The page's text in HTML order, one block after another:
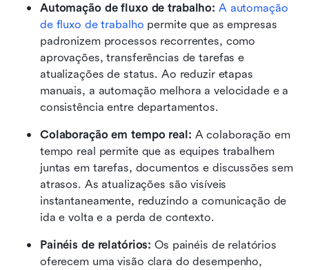
Automação de fluxo de trabalho: A automação
de fluxo de trabalho permite que as empresas
padronizem processos recorrentes, como
aprovações, transferências de tarefas e
atualizações de status. Ao reduzir etapas
manuais, a automação melhora a velocidade e a
consistência entre departamentos.
Colaboração em tempo real: A colaboração em
tempo real permite que as equipes trabalhem
juntas em tarefas, documentos e discussões sem
atrasos. As atualizações são visíveis
instantaneamente, reduzindo a comunicação de
ida e volta e a perda de contexto.
Painéis de relatórios: Os painéis de relatórios
oferecem uma visão clara do desempenho,